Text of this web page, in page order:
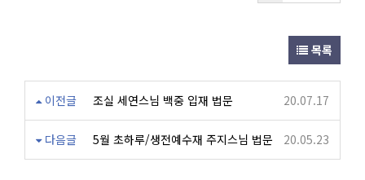
목록
이전글 조실 세연스님 백중 입재 법문 20.07.17
다음글 5월 초하루/생전예수재 주지스님 법문 20.05.23